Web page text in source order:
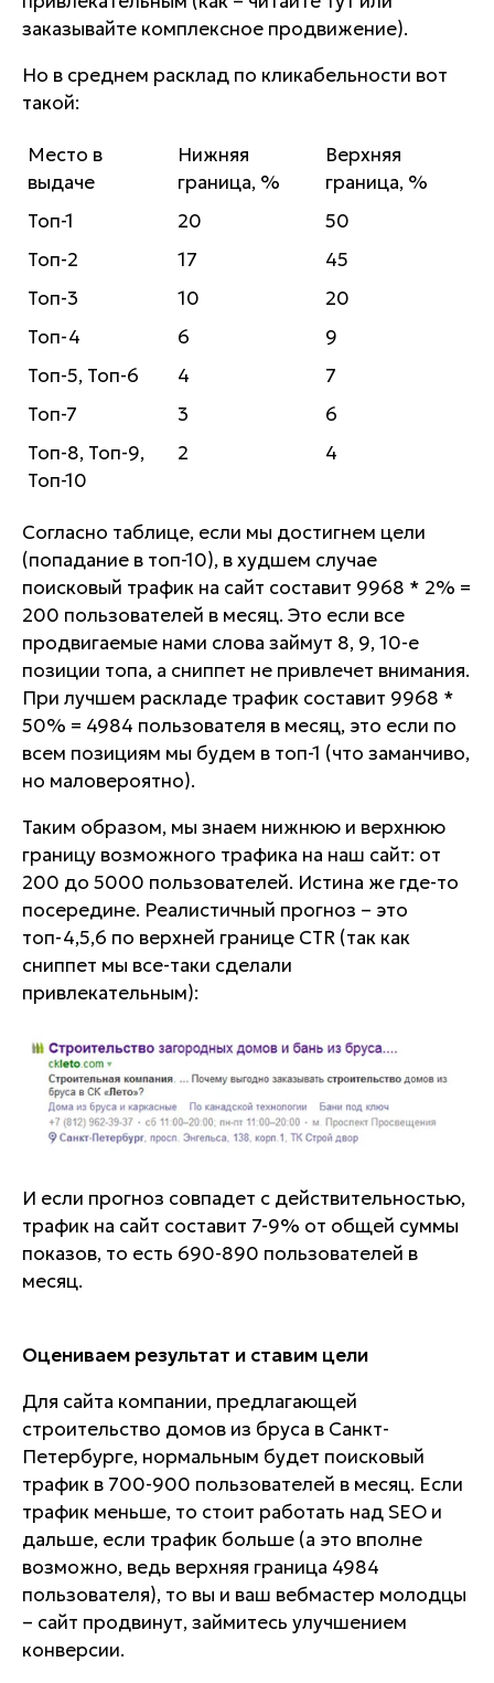
заказывайте комплексное продвижение).
Но в среднем расклад по кликабельности вот
такой:
Место в
выдаче
Нижняя
граница, %
Верхняя
граница, %
Топ-1
20
50
Топ-2
17
45
Топ-3
10
20
Топ-4
6
9
Топ-5, Топ-6
4
7
Топ-7
3
6
Топ-8, Топ-9,
Топ-10
2 4
Согласно таблице, если мы достигнем цели
(попадание в топ-10), в худшем случае
поисковый трафик на сайт составит 9968 * 2% =
200 пользователей в месяц. Это если все
продвигаемые нами слова займут 8, 9, 10-е
позиции топа, а сниппет не привлечет внимания.
При лучшем раскладе трафик составит 9968 *
50% = 4984 пользователя в месяц, это если по
всем позициям мы будем в топ-1 (что заманчиво,
но маловероятно).
Таким образом, мы знаем нижнюю и верхнюю
границу возможного трафика на наш сайт: от
200 до 5000 пользователей. Истина же где-то
посередине. Реалистичный прогноз – это
топ-4,5,6 по верхней границе CTR (так как
сниппет мы все-таки сделали
привлекательным):
И если прогноз совпадет с действительностью,
трафик на сайт составит 7-9% от общей суммы
показов, то есть 690-890 пользователей в
месяц.
Оцениваем результат и ставим цели
Для сайта компании, предлагающей
строительство домов из бруса в Санкт-
Петербурге, нормальным будет поисковый
трафик в 700-900 пользователей в месяц. Если
трафик меньше, то стоит работать над SEO и
дальше, если трафик больше (а это вполне
возможно, ведь верхняя граница 4984
пользователя), то вы и ваш вебмастер молодцы
– сайт продвинут, займитесь улучшением
конверсии.